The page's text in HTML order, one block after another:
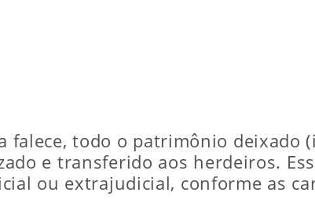
falece, todo o patrimônio
e transferido aos herdeiros.
ou extrajudicial, conforme as